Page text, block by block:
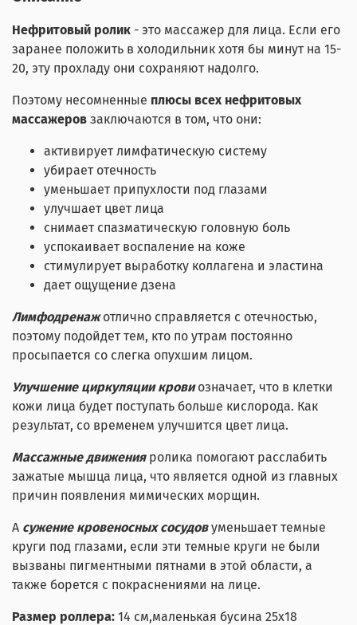
Нефритовый ролик - это массажер для лица. Если его
заранее положить в холодильник хотя бы минут на 15-
20, эту прохладу они сохраняют надолго.
Поэтому несомненные плюсы всех нефритовых
массажеров заключаются в том, что они:
активирует лимфатическую систему
убирает отечность
уменьшает припухлости под глазами
улучшает цвет лица
снимает спазматическую головную боль
успокаивает воспаление на коже
стимулирует выработку коллагена и эластина
дает ощущение дзена
Лимфодренажотлично справляется с отечностью,
поэтому подойдет тем, кто по утрам постоянно
просыпается со слегка опухшим лицом.
Улучшение циркуляции крови означает, что в клетки
кожи лица будет поступать больше кислорода. Как
результат, со временем улучшится цвет лица.
Массажные движения ролика помогают расслабить
зажатые мышца лица, что является одной из главных
причин появления мимических морщин.
А сужение кровеносных сосудовуменьшает темные
круги под глазами, если эти темные круги не были
вызваны пигментными пятнами в этой области, а
также борется с покраснениями на лице.
Размер роллера: 14 см,маленькая бусина 25x18